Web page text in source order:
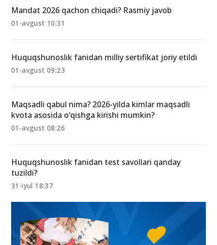
Mandat 2026 qachon chiqadi? Rasmiy javob
01-avgust 10:31
Huquqshunoslik fanidan milliy sertifikat joriy etildi
01-avgust 09:23
Maqsadli qabul nima? 2026-yilda kimlar maqsadli
kvota asosida o‘qishga kirishi mumkin?
01-avgust 08:26
Huquqshunoslik fanidan test savollari qanday
tuzildi?
31-iyul 18:37